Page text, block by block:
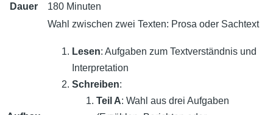
Dauer 180 Minuten
Wahl zwischen zwei Texten: Prosa oder Sachtext
Lesen: Aufgaben zum Text­verständnis und
Interpretation
Schreiben:
Teil A: Wahl aus drei Aufgaben